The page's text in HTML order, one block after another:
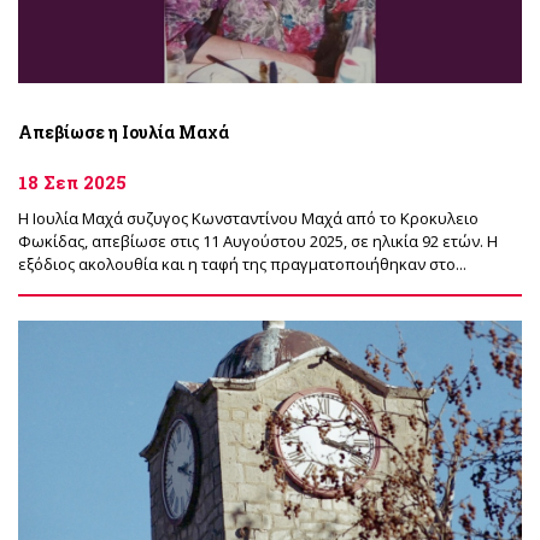
Απεβίωσε η Ιουλία Μαχά
18 Σεπ 2025
Η Ιουλία Μαχά συζυγος Κωνσταντίνου Μαχά από το Κροκυλειο
Φωκίδας, απεβίωσε στις 11 Αυγούστου 2025, σε ηλικία 92 ετών. Η
εξόδιος ακολουθία και η ταφή της πραγματοποιήθηκαν στο...